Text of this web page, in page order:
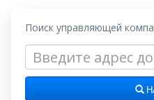
Поиск управляющей